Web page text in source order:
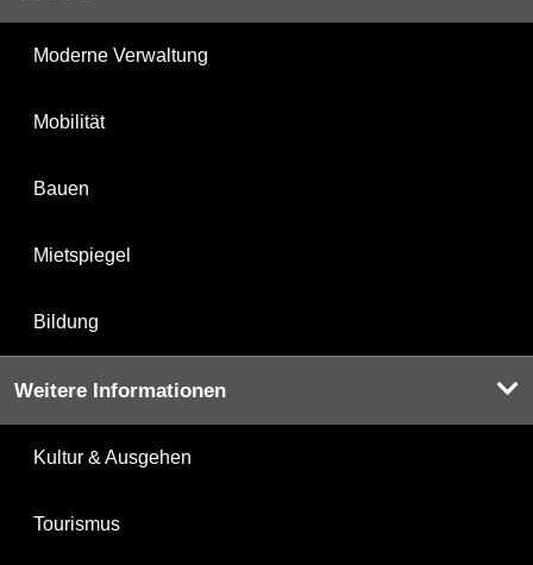
Moderne Verwaltung
Mobilität
Bauen
Mietspiegel
Bildung
Weitere Informationen
Kultur & Ausgehen
Tourismus